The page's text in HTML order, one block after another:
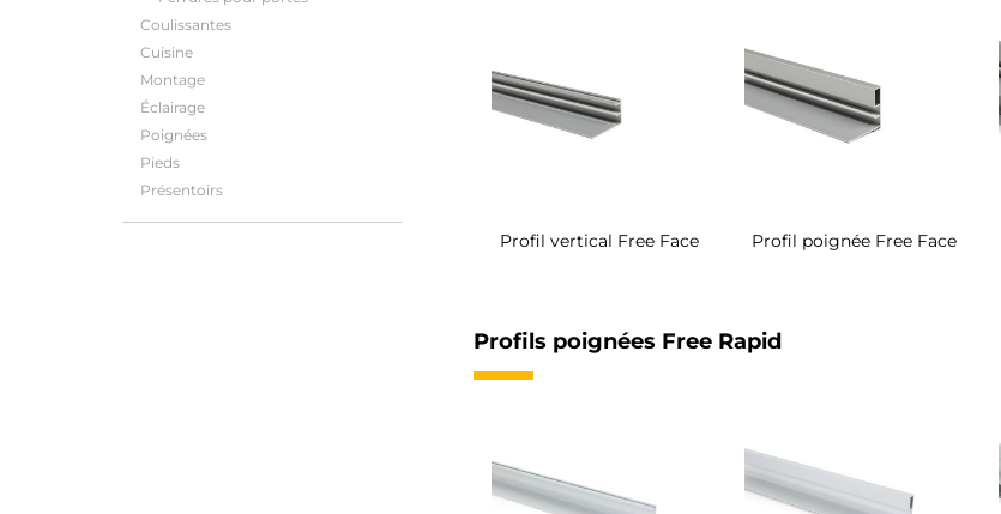
Coulissantes
Cuisine
Montage
Éclairage
Poignées
Pieds
Présentoirs
Profil vertical Free Face Profil poignée Free Face
Profils poignées Free Rapid